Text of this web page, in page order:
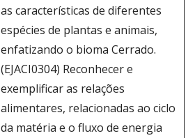
as características de diferentes
espécies de plantas e animais,
enfatizando o bioma Cerrado.
(EJACI0304) Reconhecer e
exemplificar as relações
alimentares, relacionadas ao ciclo
da matéria e o fluxo de energia